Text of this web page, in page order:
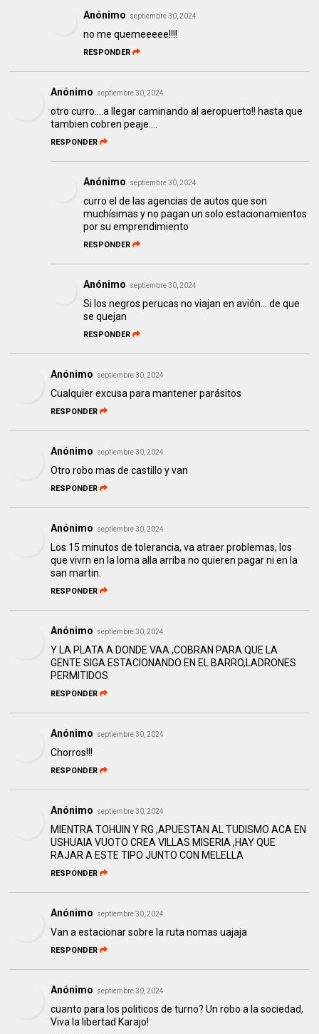
Anónimo septiembre 30, 2024
no me quemeeeee!!!!
RESPONDER
Anónimo septiembre 30, 2024
otro curro....a llegar caminando al aeropuerto!! hasta que
tambien cobren peaje....
RESPONDER
Anónimo septiembre 30, 2024
curro el de las agencias de autos que son
muchísimas y no pagan un solo estacionamientos
por su emprendimiento
RESPONDER
Anónimo septiembre 30, 2024
Si los negros perucas no viajan en avión... de que
se quejan
RESPONDER
Anónimo septiembre 30, 2024
Cualquier excusa para mantener parásitos
RESPONDER
Anónimo septiembre 30, 2024
Otro robo mas de castillo y van
RESPONDER
Anónimo septiembre 30, 2024
Los 15 minutos de tolerancia, va atraer problemas, los
que vivrn en la loma alla arriba no quieren pagar ni en la
san martin.
RESPONDER
Anónimo septiembre 30, 2024
Y LA PLATA A DONDE VAA ,COBRAN PARA QUE LA
GENTE SIGA ESTACIONANDO EN EL BARRO,LADRONES
PERMITIDOS
RESPONDER
Anónimo septiembre 30, 2024
Chorros!!!
RESPONDER
Anónimo septiembre 30, 2024
MIENTRA TOHUIN Y RG ,APUESTAN AL TUDISMO ACA EN
USHUAIA VUOTO CREA VILLAS MISERIA ,HAY QUE
RAJAR A ESTE TIPO JUNTO CON MELELLA
RESPONDER
Anónimo septiembre 30, 2024
Van a estacionar sobre la ruta nomas uajaja
RESPONDER
Anónimo septiembre 30, 2024
cuanto para los politicos de turno? Un robo a la sociedad,
Viva la libertad Karajo!